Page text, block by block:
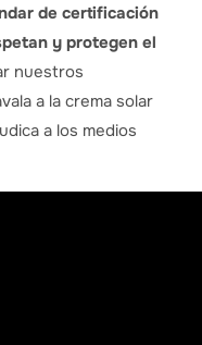
de certificación
y protegen el
nuestros
a la crema solar
a los medios